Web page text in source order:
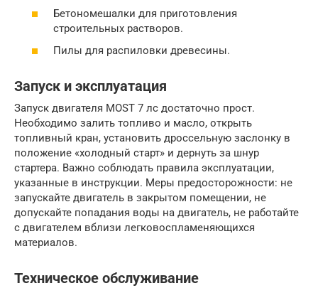
Бетономешалки для приготовления
строительных растворов.
Пилы для распиловки древесины.
Запуск и эксплуатация
Запуск двигателя MOST 7 лс достаточно прост.
Необходимо залить топливо и масло, открыть
топливный кран, установить дроссельную заслонку в
положение «холодный старт» и дернуть за шнур
стартера. Важно соблюдать правила эксплуатации,
указанные в инструкции. Меры предосторожности: не
запускайте двигатель в закрытом помещении, не
допускайте попадания воды на двигатель, не работайте
с двигателем вблизи легковоспламеняющихся
материалов.
Техническое обслуживание